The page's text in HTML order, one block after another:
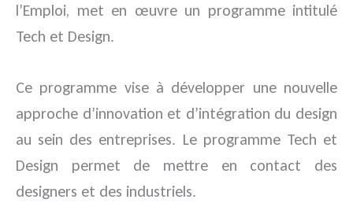
l’Emploi, met en œuvre un programme intitulé
Tech et Design.
Ce programme vise à développer une nouvelle
approche d’innovation et d’intégration du design
au sein des entreprises. Le programme Tech et
Design permet de mettre en contact des
designers et des industriels.